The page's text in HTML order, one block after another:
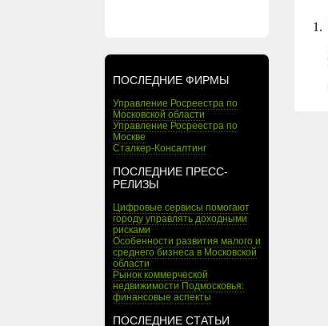
ПОСЛЕДНИЕ ФИРМЫ
Управление Росреестра по
Московской области
Управление Росреестра по
Москве
Сталкер-Консалтинг
ПОСЛЕДНИЕ ПРЕСС-
РЕЛИЗЫ
Цифровые сервисы помогают
городу управлять доходными
рисками
Особенности развития малого и
среднего бизнеса в Московской
области
Рынок коммерческой
недвижимости Подмосковья:
финансовые аспекты
ПОСЛЕДНИЕ СТАТЬИ
1.